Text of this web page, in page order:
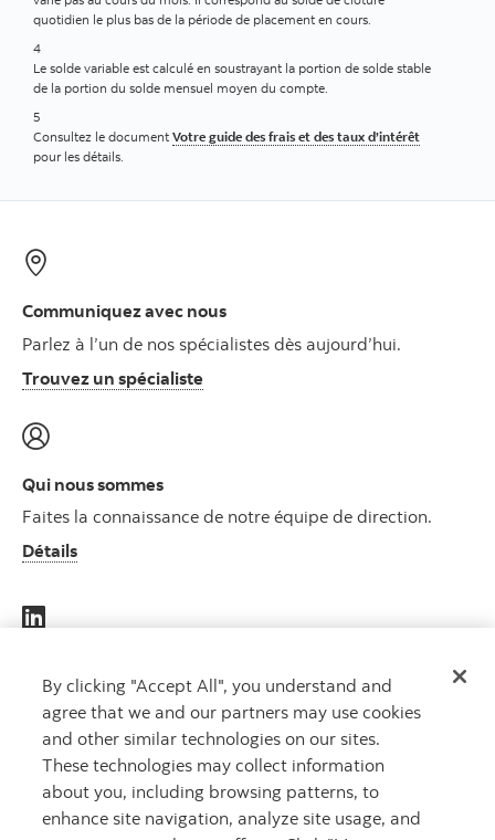
quotidien le plus bas de la période de placement en cours.
4
Le solde variable est calculé en soustrayant la portion de solde stable
de la portion du solde mensuel moyen du compte.
5
Consultez le document Votre guide des frais et des taux d’intérêt
pour les détails.
Communiquez avec nous
Parlez à l’un de nos spécialistes dès aujourd’hui.
Trouvez un spécialiste
Qui nous sommes
Faites la connaissance de notre équipe de direction.
Détails
DES
CAPITAUX
QUI
TRAVAILLENT
POUR VOUS
By clicking "Accept All", you understand and
agree that we and our partners may use cookies
and other similar technologies on our sites.
These technologies may collect information
about you, including browsing patterns, to
enhance site navigation, analyze site usage, and